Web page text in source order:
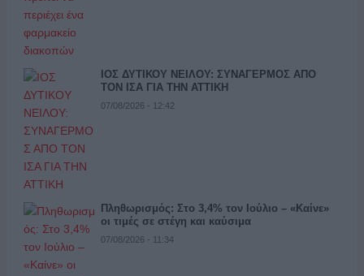
ΙΟΣ ΔΥΤΙΚΟΥ ΝΕΙΛΟΥ: ΣΥΝΑΓΕΡΜΟΣ ΑΠΟ
ΤΟΝ ΙΣΑ ΓΙΑ ΤΗΝ ΑΤΤΙΚΗ
07/08/2026 - 12:42
Πληθωρισμός: Στο 3,4% τον Ιούλιο – «Καίνε»
οι τιμές σε στέγη και καύσιμα
07/08/2026 - 11:34